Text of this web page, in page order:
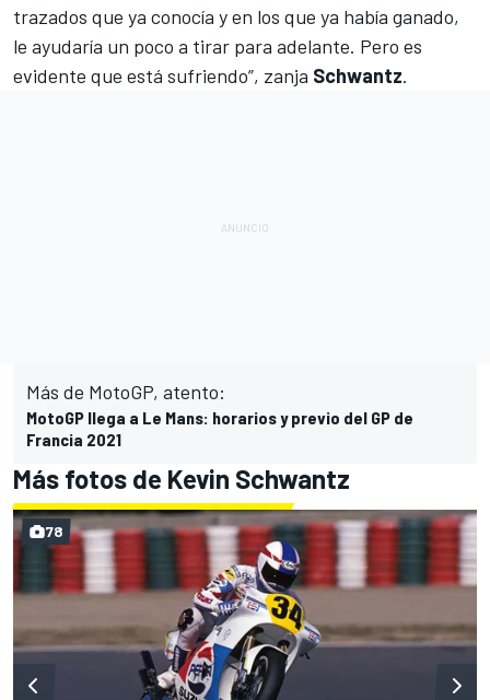
trazados que ya conocía y en los que ya había ganado,
le ayudaría un poco a tirar para adelante. Pero es
evidente que está sufriendo”, zanja Schwantz.
Más de MotoGP, atento:
MotoGP llega a Le Mans: horarios y previo del GP de
Francia 2021
Más fotos de Kevin Schwantz
78